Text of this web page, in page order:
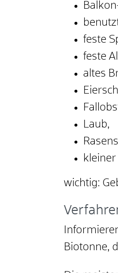
feste
feste
altes
Laub,
wichtig:
Biotonne,